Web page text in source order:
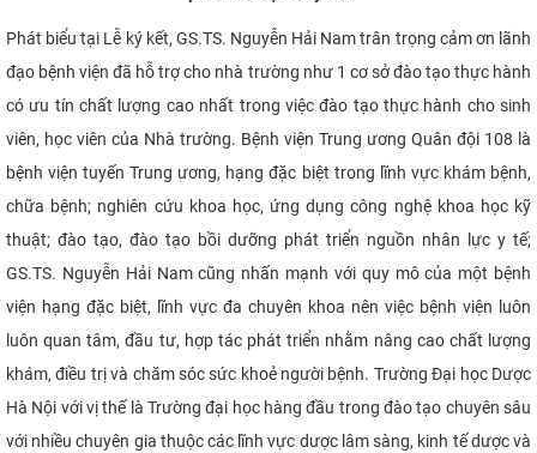
Phát biểu tại Lễ ký kết, GS.TS. Nguyễn Hải Nam trân trọng cảm ơn lãnh
đạo bệnh viện đã hỗ trợ cho nhà trường như 1 cơ sở đào tạo thực hành
có ưu tín chất lượng cao nhất trong việc đào tạo thực hành cho sinh
viên, học viên của Nhà trường. Bệnh viện Trung ương Quân đội 108 là
bệnh viện tuyến Trung ương, hạng đặc biệt trong lĩnh vực khám bệnh,
chữa bệnh; nghiên cứu khoa học, ứng dụng công nghệ khoa học kỹ
thuật; đào tạo, đào tạo bồi dưỡng phát triển nguồn nhân lực y tế;
GS.TS. Nguyễn Hải Nam cũng nhấn mạnh với quy mô của một bệnh
viện hạng đặc biệt, lĩnh vực đa chuyên khoa nên việc bệnh viện luôn
luôn quan tâm, đầu tư, hợp tác phát triển nhằm nâng cao chất lượng
khám, điều trị và chăm sóc sức khoẻ người bệnh. Trường Đại học Dược
Hà Nội với vị thế là Trường đại học hàng đầu trong đào tạo chuyên sâu
với nhiều chuyên gia thuộc các lĩnh vực dược lâm sàng, kinh tế dược và